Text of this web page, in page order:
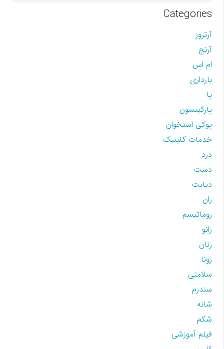
Categories
آرتروز
آرنج
ام اس
بارداری
پا
پارکینسون
پوکی استخوان
خدمات کلینیک
درد
دست
دیابت
ران
روماتیسم
زانو
زنان
زونا
سلامتی
سندرم
شانه
شکم
فیلم آموزشی